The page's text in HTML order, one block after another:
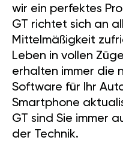
wir ein perfektes
GT richtet sich an
Mittelmäßigkeit
Leben in vollen
erhalten immer die
Software für Ihr
Smartphone
GT sind Sie immer
der Technik.